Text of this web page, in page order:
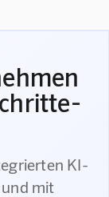
KI-
mit